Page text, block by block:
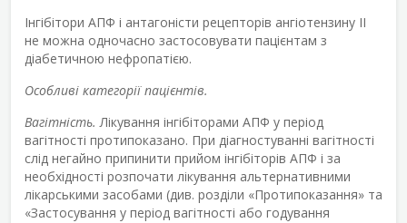
Інгібітори АПФ і антагоністи рецепторів ангіотензину II
не можна одночасно застосовувати пацієнтам з
діабетичною нефропатією.
Особливі категорії пацієнтів.
Вагітність. Лікування інгібіторами АПФ у період
вагітності протипоказано. При діагностуванні вагітності
слід негайно припинити прийом інгібіторів АПФ і за
необхідності розпочати лікування альтернативними
лікарськими засобами (див. розділи «Протипоказання» та
«Застосування у період вагітності або годування